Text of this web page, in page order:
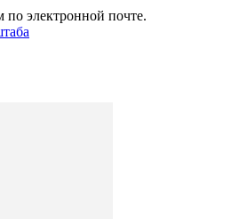
по электронной почте.